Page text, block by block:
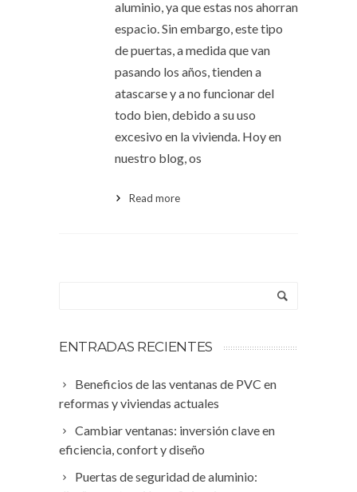
aluminio, ya que estas nos ahorran
espacio. Sin embargo, este tipo
de puertas, a medida que van
pasando los años, tienden a
atascarse y a no funcionar del
todo bien, debido a su uso
excesivo en la vivienda. Hoy en
nuestro blog, os
Read more
ENTRADAS RECIENTES
Beneficios de las ventanas de PVC en
reformas y viviendas actuales
Cambiar ventanas: inversión clave en
eficiencia, confort y diseño
Puertas de seguridad de aluminio: